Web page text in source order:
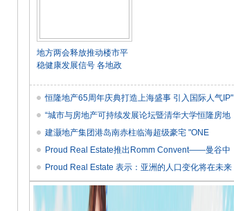
地方两会释放推动楼市平
稳健康发展信号 各地政
恒隆地产65周年庆典打造上海盛事 引入国际人气IP"
“城市与房地产可持续发展论坛暨清华大学恒隆房地
建灏地产集团港岛南赤柱临海超级豪宅 "ONE
STANLE
Proud Real Estate推出Romm Convent——曼谷中
央 Proud Real Estate 表示：亚洲的人口变化将在未来